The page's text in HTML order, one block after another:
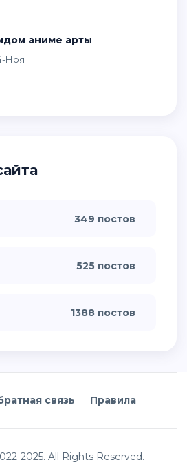
аниме арты
Ноя
349 постов
525 постов
1388 постов
связь Правила
2025. All Rights Reserved.